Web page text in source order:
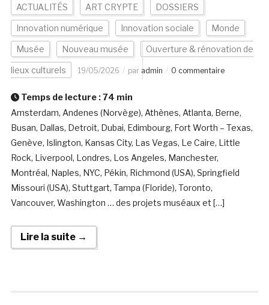
ACTUALITÉS ART CRYPTE DOSSIERS
Innovation numérique Innovation sociale Monde
Musée Nouveau musée Ouverture & rénovation de
lieux culturels 19/05/2026 par admin 0 commentaire
Temps de lecture :74 min
Amsterdam, Andenes (Norvège), Athènes, Atlanta, Berne,
Busan, Dallas, Detroit, Dubai, Edimbourg, Fort Worth – Texas,
Genève, Islington, Kansas City, Las Vegas, Le Caire, Little
Rock, Liverpool, Londres, Los Angeles, Manchester,
Montréal, Naples, NYC, Pékin, Richmond (USA), Springfield
Missouri (USA), Stuttgart, Tampa (Floride), Toronto,
Vancouver, Washington … des projets muséaux et […]
Lire la suite →